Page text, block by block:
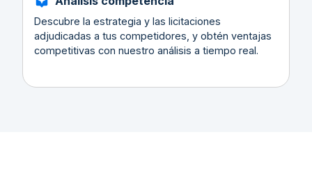
Descubre la estrategia y las licitaciones
adjudicadas a tus competidores, y obtén ventajas
competitivas con nuestro análisis a tiempo real.